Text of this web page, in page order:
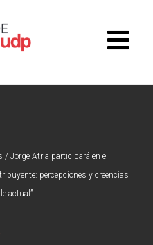
/ Jorge Atria participará en el
percepciones y creencias
actual”